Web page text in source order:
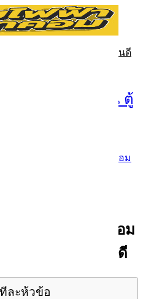
าร์กอน ตู้เชื่อมco2 แบบไหนดี
ดี ตู้เชื่อมอาร์กอน ตู้
บทความตู้เชื่อม
ตู้เชื่อมยี่ห้อไหนดี
ARC MMA ตู้เชื่อม
co2 MIG ยี่ห้อไหนดี
ละห้วข้อ